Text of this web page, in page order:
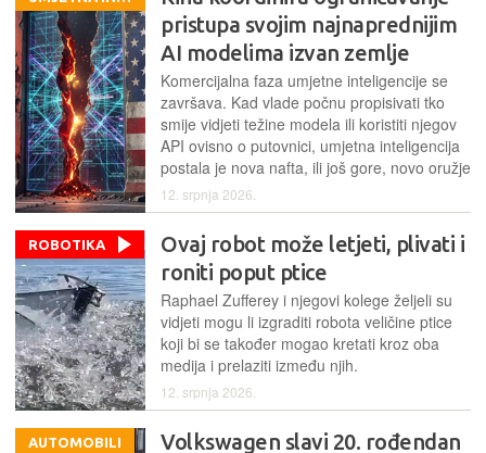
pristupa svojim najnaprednijim
AI modelima izvan zemlje
Komercijalna faza umjetne inteligencije se
završava. Kad vlade počnu propisivati tko
smije vidjeti težine modela ili koristiti njegov
API ovisno o putovnici, umjetna inteligencija
postala je nova nafta, ili još gore, novo oružje
12. srpnja 2026.
ROBOTIKA
Ovaj robot može letjeti, plivati i
roniti poput ptice
Raphael Zufferey i njegovi kolege željeli su
vidjeti mogu li izgraditi robota veličine ptice
koji bi se također mogao kretati kroz oba
medija i prelaziti između njih.
12. srpnja 2026.
AUTOMOBILI Volkswagen slavi 20. rođendan